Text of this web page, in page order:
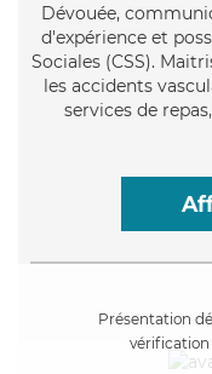
Dévouée,
d'expérience et
Sociales (CSS).
les accidents
services de
Présentation